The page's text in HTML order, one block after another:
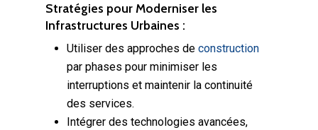
Stratégies pour Moderniser les
Infrastructures Urbaines :
Utiliser des approches de construction
par phases pour minimiser les
interruptions et maintenir la continuité
des services.
Intégrer des technologies avancées,